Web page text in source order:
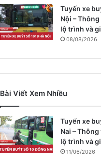
Tuyến xe
Nội –
lộ trình và
08/08/2026
Bài Viết Xem Nhiều
Tuyến xe
Nai –
lộ trình và
11/06/2026